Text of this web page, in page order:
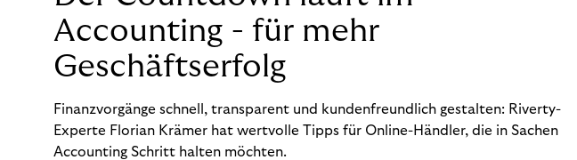
Accounting - für mehr
Geschäftserfolg
Finanzvorgänge schnell, transparent und kundenfreundlich gestalten: Riverty-
Experte Florian Krämer hat wertvolle Tipps für Online-Händler, die in Sachen
Accounting Schritt halten möchten.